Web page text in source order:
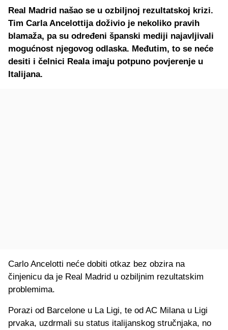
Real Madrid našao se u ozbiljnoj rezultatskoj krizi.
Tim Carla Ancelottija doživio je nekoliko pravih
blamaža, pa su određeni španski mediji najavljivali
mogućnost njegovog odlaska. Međutim, to se neće
desiti i čelnici Reala imaju potpuno povjerenje u
Italijana.
Carlo Ancelotti neće dobiti otkaz bez obzira na
činjenicu da je Real Madrid u ozbiljnim rezultatskim
problemima.
Porazi od Barcelone u La Ligi, te od AC Milana u Ligi
prvaka, uzdrmali su status italijanskog stručnjaka, no